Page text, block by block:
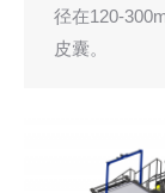
径在120-
皮囊。